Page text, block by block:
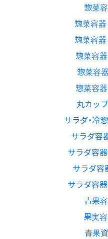
惣菜容
惣菜容器
惣菜容器
惣菜容器
惣菜容
惣菜容器
丸カップ
サラダ・冷
サラダ容
サラダ容器
サラダ容
サラダ容器
青果容
果実容
青果資